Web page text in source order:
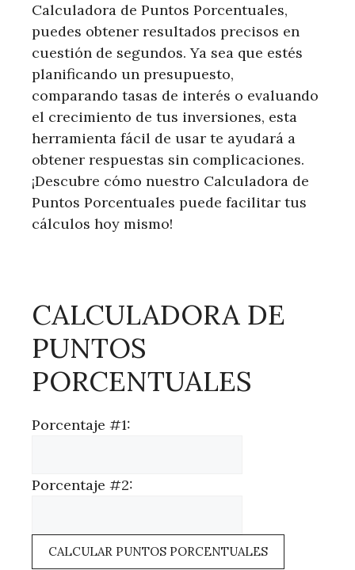
Calculadora de Puntos Porcentuales,
puedes obtener resultados precisos en
cuestión de segundos. Ya sea que estés
planificando un presupuesto,
comparando tasas de interés o evaluando
el crecimiento de tus inversiones, esta
herramienta fácil de usar te ayudará a
obtener respuestas sin complicaciones.
¡Descubre cómo nuestro Calculadora de
Puntos Porcentuales puede facilitar tus
cálculos hoy mismo!
CALCULADORA DE
PUNTOS
PORCENTUALES
Porcentaje #1:
Porcentaje #2:
CALCULAR PUNTOS PORCENTUALES